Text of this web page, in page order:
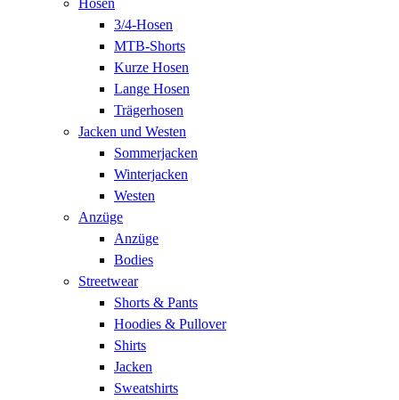
3/4-Hosen
MTB-Shorts
Kurze Hosen
Lange Hosen
Trägerhosen
Jacken und Westen
Sommerjacken
Winterjacken
Westen
Anzüge
Anzüge
Bodies
Streetwear
Shorts & Pants
Hoodies & Pullover
Shirts
Jacken
Sweatshirts